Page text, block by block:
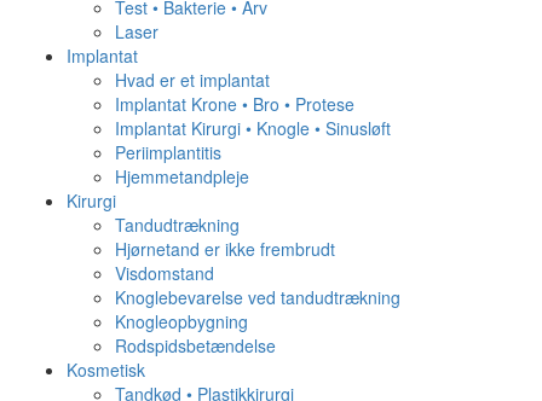
Test • Bakterie • Arv
Laser
Implantat
Hvad er et implantat
Implantat Krone • Bro • Protese
Implantat Kirurgi • Knogle • Sinusløft
Periimplantitis
Hjemmetandpleje
Kirurgi
Tandudtrækning
Hjørnetand er ikke frembrudt
Visdomstand
Knoglebevarelse ved tandudtrækning
Knogleopbygning
Rodspidsbetændelse
Kosmetisk
Tandkød • Plastikkirurgi